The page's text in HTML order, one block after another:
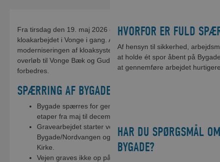
Fra tirsdag den 19. maj 2026 går næste etape af
kloakarbejdet i Vonge i gang. Arbejdet er en del af
moderniseringen af kloaksystemet, og det minimerer
overløb til Vonge Bæk og Gudenåen, så vandmiljøet
forbedres.
SPÆRRING AF BYGADE
Bygade spærres for gennemkørende biltrafik i flere
etaper fra maj til december 2026.
Gravearbejdet starter ved krydset
Bygade/Nordvangen og fortsætter mod syd til Vonge
Kirke.
Vejen graves ikke op på én gang, men opdeles i flere
HVORFOR ER FULD
Af hensyn til sikkerhed,
at holde ét spor åbent på
at gennemføre arbejdet
HAR DU SPØRGSMÅL
BYGADE?